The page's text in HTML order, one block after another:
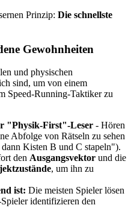
Prinzip: Die schnellste
Gewohnheiten
und physischen
sind, um von einem
Speed-Running-Taktiker zu
"Physik-First"-Leser - Hören
Abfolge von Rätseln zu sehen
Kisten B und C stapeln").
den Ausgangsvektor und die
, um ihn zu
ist: Die meisten Spieler lösen
identifizieren den